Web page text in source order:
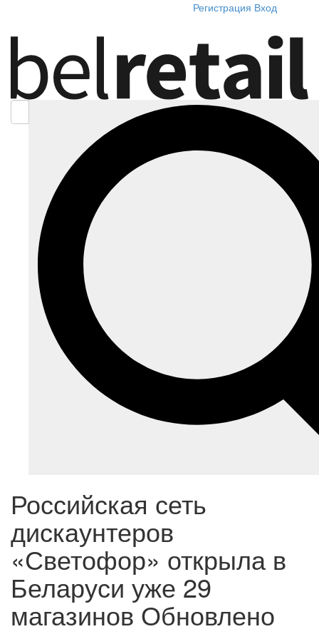
Регистрация Вход
Российская сеть
дискаунтеров
«Светофор» открыла в
Беларуси уже 29
магазиновОбновлено